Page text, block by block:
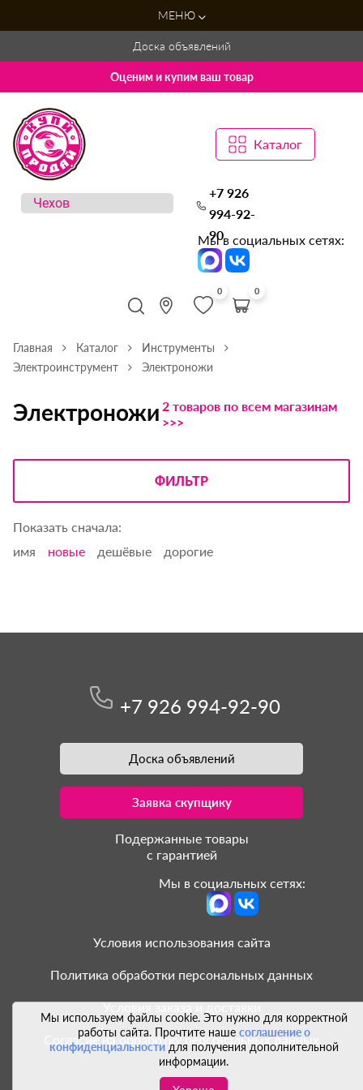
МЕНЮ
Доска объявлений
Оценим и купим ваш товар
Каталог
+7 926
994-92-
90
Мы в социальных сетях:
0 0
Главная Каталог
Инструменты
Электроинструмент
Электроножи
Электроножи 2 товаров по всем магазинам
>>>
ФИЛЬТР
Показать сначала:
имя
новые дешёвые дорогие
Мы используем файлы cookie. Это нужно для корректной
работы сайта. Прочтите наше соглашение о
конфиденциальностидля получения дополнительной
информации.
+7 926 994-92-90
Доска объявлений
Заявка скупщику
Подержанные товары
с гарантией
Мы в социальных сетях:
Условия использования сайта
Политика обработки персональных данных
Условия заказа и доставки
Согласие на обработку персональных данных